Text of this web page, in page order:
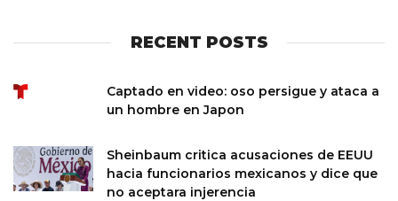
RECENT POSTS
Captado en video: oso persigue y ataca a
un hombre en Japon
Sheinbaum critica acusaciones de EEUU
hacia funcionarios mexicanos y dice que
no aceptara injerencia